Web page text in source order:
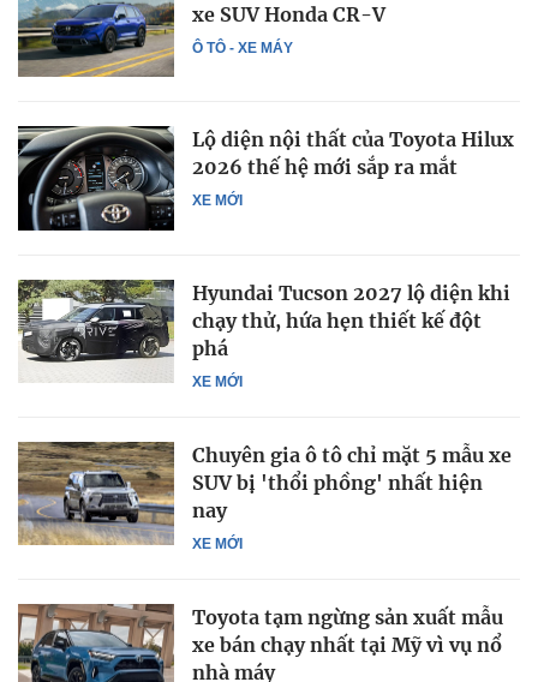
Ô TÔ - XE MÁY
xe SUV Honda CR-V
XE MỚI
Lộ diện nội thất của Toyota Hilux
2026 thế hệ mới sắp ra mắt
XE MỚI
Hyundai Tucson 2027 lộ diện khi
chạy thử, hứa hẹn thiết kế đột
phá
XE MỚI
Chuyên gia ô tô chỉ mặt 5 mẫu xe
SUV bị 'thổi phồng' nhất hiện
nay
Toyota tạm ngừng sản xuất mẫu
xe bán chạy nhất tại Mỹ vì vụ nổ
nhà máy